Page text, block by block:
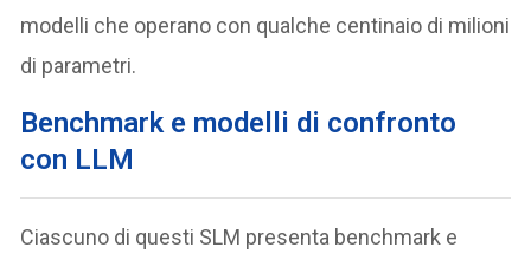
modelli che operano con qualche centinaio di milioni
di parametri.
Benchmark e modelli di confronto
con LLM
Ciascuno di questi SLM presenta benchmark e